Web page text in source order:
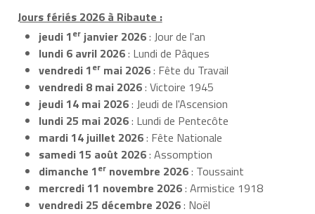
Jours fériés 2026 à Ribaute :
jeudi 1er janvier 2026: Jour de l'an
lundi 6 avril 2026: Lundi de Pâques
vendredi 1er mai 2026: Fête du Travail
vendredi 8 mai 2026: Victoire 1945
jeudi 14 mai 2026: Jeudi de l'Ascension
lundi 25 mai 2026: Lundi de Pentecôte
mardi 14 juillet 2026: Fête Nationale
samedi 15 août 2026: Assomption
dimanche 1er novembre 2026: Toussaint
mercredi 11 novembre 2026: Armistice 1918
vendredi 25 décembre 2026: Noël